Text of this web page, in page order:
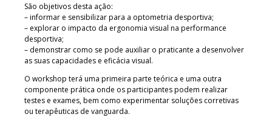
São objetivos desta ação:
– informar e sensibilizar para a optometria desportiva;
– explorar o impacto da ergonomia visual na performance
desportiva;
– demonstrar como se pode auxiliar o praticante a desenvolver
as suas capacidades e eficácia visual.
O workshop terá uma primeira parte teórica e uma outra
componente prática onde os participantes podem realizar
testes e exames, bem como experimentar soluções corretivas
ou terapêuticas de vanguarda.